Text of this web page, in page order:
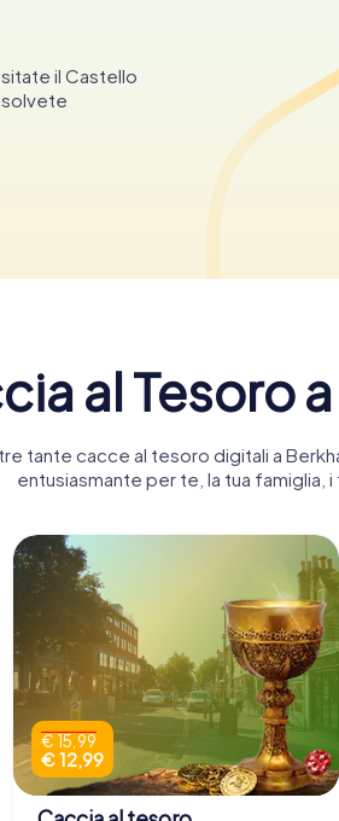
il Castello
al Tesoro
tante cacce al tesoro digitali a
entusiasmante per te, la tua famiglia, i
€ 15,99
€ 12,99